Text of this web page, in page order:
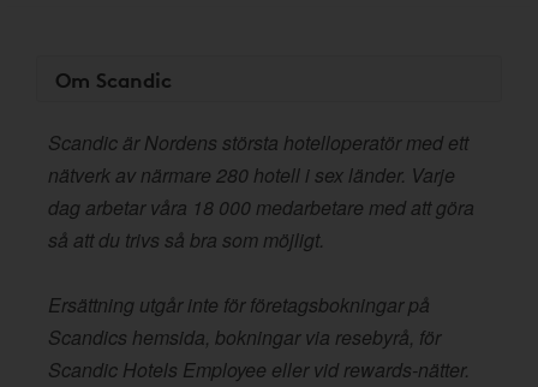
Om Scandic
Scandic är Nordens största hotelloperatör med ett
nätverk av närmare 280 hotell i sex länder. Varje
dag arbetar våra 18 000 medarbetare med att göra
så att du trivs så bra som möjligt.
Ersättning utgår inte för företagsbokningar på
Scandics hemsida, bokningar via resebyrå, för
Scandic Hotels Employee eller vid rewards-nätter.